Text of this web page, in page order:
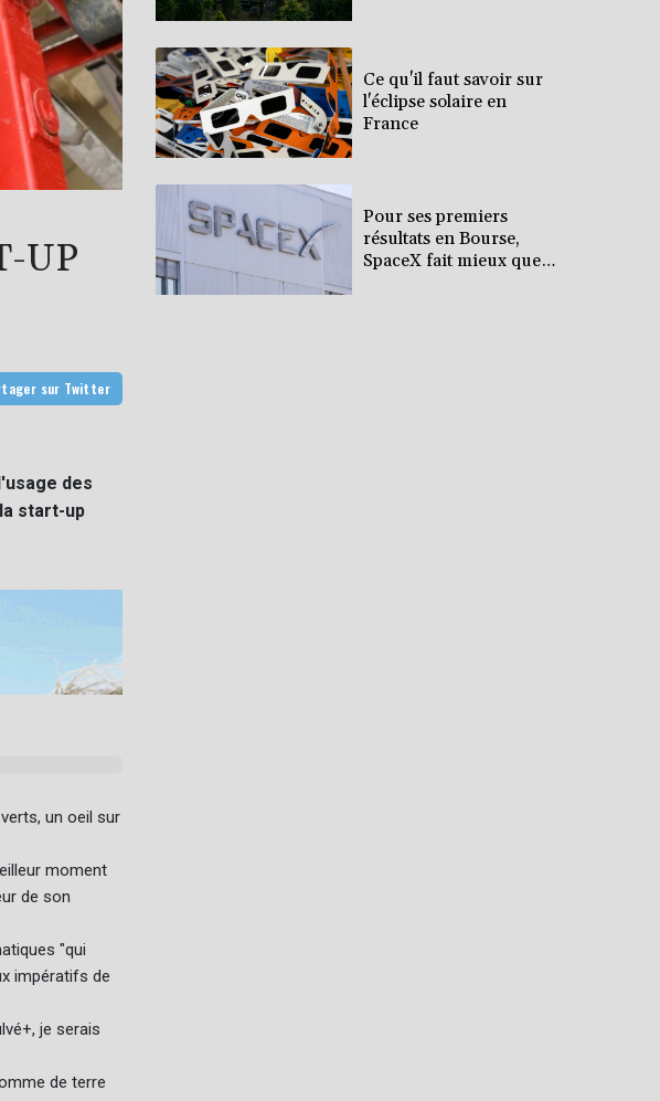
UP
sur Twitter
des
start-up
un oeil sur
moment
de son
"qui
impératifs de
je serais
de terre
Ce qu'il faut savoir sur
l'éclipse solaire en
France
Pour ses premiers
résultats en Bourse,
SpaceX fait mieux que